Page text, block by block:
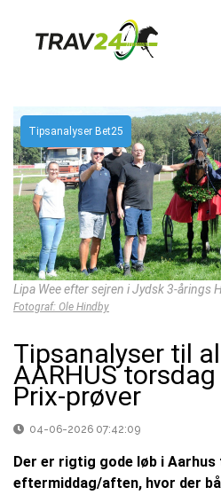
Tipsanalyser Bet25
Lipa Wee efter sejren i Jydsk 3-årings
Fotograf: Ole Hindby
Tipsanalyser til
AARHUS
Prix-prøver
04-06-2026 07:42:09
Der er rigtig gode løb i
eftermiddag/aften, hvor der